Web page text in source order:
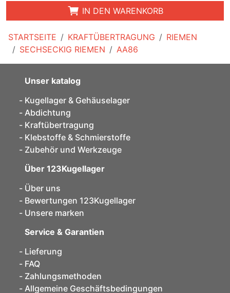
STARTSEITE KRAFTÜBERTRAGUNG
RIEMEN
SECHSECKIG RIEMEN
AA86
IN DEN WARENKORB
Unser katalog
Kugellager & Gehäuselager
Abdichtung
Kraftübertragung
Klebstoffe & Schmierstoffe
Zubehör und Werkzeuge
Über 123Kugellager
Über uns
Bewertungen 123Kugellager
Unsere marken
Service & Garantien
Lieferung
FAQ
Zahlungsmethoden
Allgemeine Geschäftsbedingungen